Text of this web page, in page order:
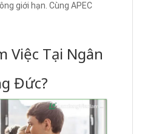
giới hạn. Cùng APEC
Việc Tại Ngân
Đức?